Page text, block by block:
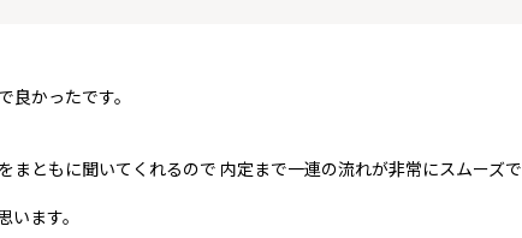
かったです。
まともに聞いてくれるので 内定まで一連の流れが非常にスムーズで
ます。